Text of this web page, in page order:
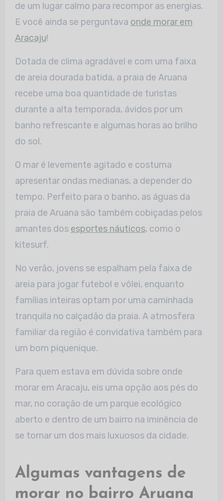
de um lugar calmo para recompor as energias.
E você ainda se perguntava onde morar em
Aracaju!
Dotada de clima agradável e com uma faixa
de areia dourada batida, a praia de Aruana
recebe uma boa quantidade de turistas
durante a alta temporada, ávidos por um
banho refrescante e algumas horas ao brilho
do sol.
O mar é levemente agitado e costuma
apresentar ondas medianas, a depender do
tempo. Perfeito para o banho, as águas da
praia de Aruana são também cobiçadas pelos
amantes dos esportes náuticos, como o
kitesurf.
No verão, jovens se espalham pela faixa de
areia para jogar futebol e vôlei, enquanto
famílias inteiras optam por uma caminhada
tranquila no calçadão da praia. A atmosfera
familiar da região é convidativa também para
um bom piquenique.
Para quem estava em dúvida sobre onde
morar em Aracaju, eis uma opção aos pés do
mar, no coração de um parque ecológico
aberto e dentro de um bairro na iminência de
se tornar um dos mais luxuosos da cidade.
Algumas vantagens de
morar no bairro Aruana